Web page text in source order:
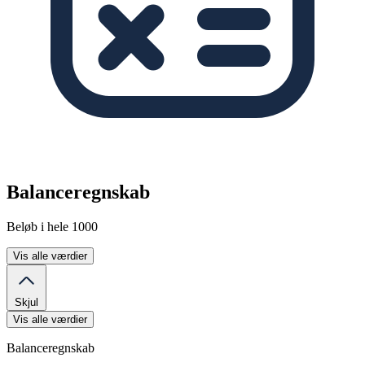
Balanceregnskab
Beløb i hele 1000
Vis alle værdier
Skjul
Vis alle værdier
Balanceregnskab